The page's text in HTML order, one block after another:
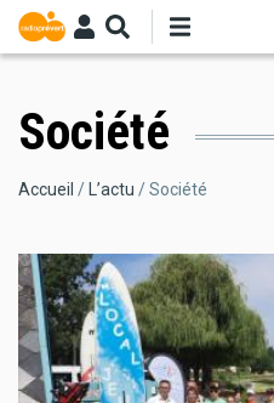
Aller
au
contenu
Société
Fil
Accueil L’actu Société